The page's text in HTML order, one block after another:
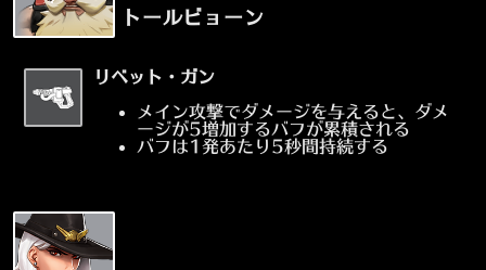
トールビョーン
リベット・ガン
メイン攻撃でダメージを与えると、ダメ
ージが5増加するバフが累積される
バフは1発あたり5秒間持続する